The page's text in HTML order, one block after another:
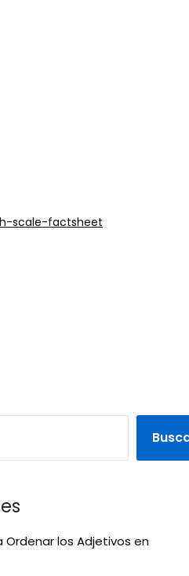
scale-factsheet
los Adjetivos en